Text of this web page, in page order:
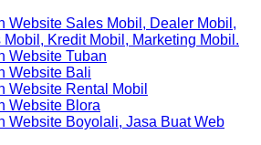
Website Sales Mobil, Dealer Mobil,
Mobil, Kredit Mobil, Marketing Mobil.
Website Tuban
Website Bali
Website Rental Mobil
Website Blora
Website Boyolali, Jasa Buat Web